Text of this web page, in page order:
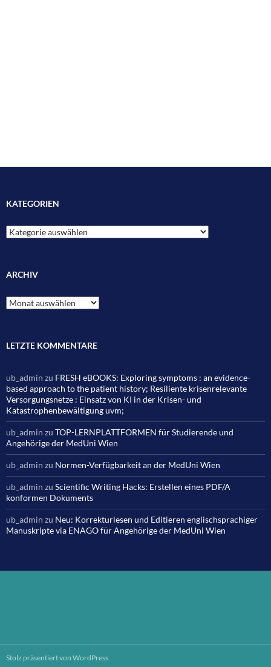
KATEGORIEN
Kategorien
ARCHIV
Archiv
LETZTE KOMMENTARE
ub_admin zu FRESH eBOOKS: Exploring symptoms : an evidence-
based approach to the patient history; Resiliente krisenrelevante
Versorgungsnetze : Einsatz von KI in der Krisen- und
Katastrophenbewältigung uvm;
ub_admin zu TOP-LERNPLATTFORMEN für Studierende und
Angehörige der MedUni Wien
ub_admin zu Normen-Verfügbarkeit an der MedUni Wien
ub_admin zu Scientific Writing Hacks: Erstellen eines PDF/A
konformen Dokuments
ub_admin zu Neu: Korrekturlesen und Editieren englischsprachiger
Manuskripte via ENAGO für Angehörige der MedUni Wien
Stolz präsentiert von WordPress